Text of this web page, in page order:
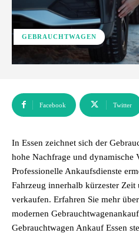
GEBRAUCHTWAGEN
Facebook Twitter
In Essen zeichnet sich der
hohe Nachfrage und dynamische
Professionelle Ankaufsdienste
Fahrzeug innerhalb kürzester
verkaufen. Erfahren Sie mehr
modernen
Gebrauchtwagen Ankauf Essen